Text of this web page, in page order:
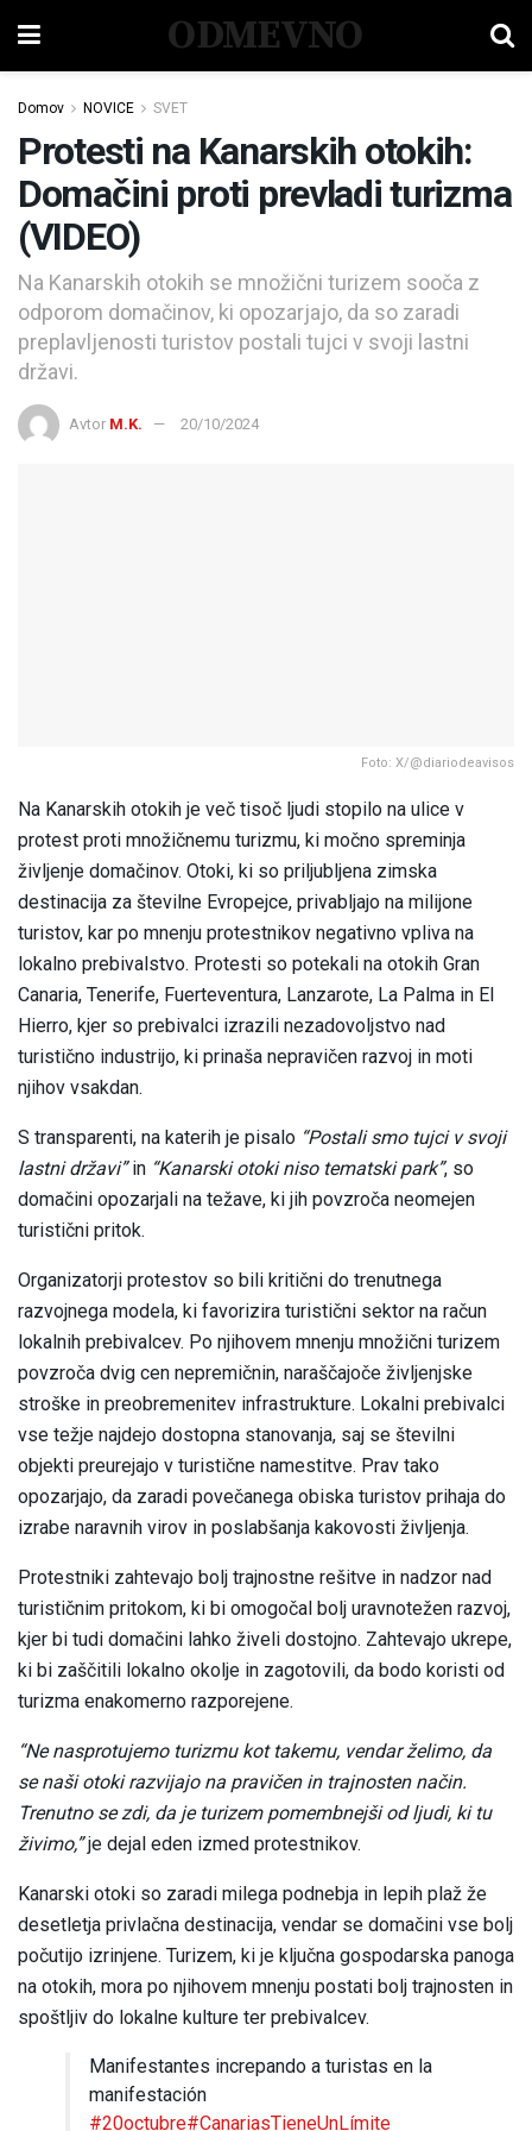
ODMEVNO
Domov NOVICE SVET
Protesti na Kanarskih otokih:
Domačini proti prevladi turizma
(VIDEO)
Na Kanarskih otokih se množični turizem sooča z
odporom domačinov, ki opozarjajo, da so zaradi
preplavljenosti turistov postali tujci v svoji lastni
državi.
Avtor M.K. 20/10/2024
Foto: X/@diariodeavisos
Na Kanarskih otokih je več tisoč ljudi stopilo na ulice v
protest proti množičnemu turizmu, ki močno spreminja
življenje domačinov. Otoki, ki so priljubljena zimska
destinacija za številne Evropejce, privabljajo na milijone
turistov, kar po mnenju protestnikov negativno vpliva na
lokalno prebivalstvo. Protesti so potekali na otokih Gran
Canaria, Tenerife, Fuerteventura, Lanzarote, La Palma in El
Hierro, kjer so prebivalci izrazili nezadovoljstvo nad
turistično industrijo, ki prinaša nepravičen razvoj in moti
njihov vsakdan.
S transparenti, na katerih je pisalo “Postali smo tujci v svoji
lastni državi”in “Kanarski otoki niso tematski park”, so
domačini opozarjali na težave, ki jih povzroča neomejen
turistični pritok.
Organizatorji protestov so bili kritični do trenutnega
razvojnega modela, ki favorizira turistični sektor na račun
lokalnih prebivalcev. Po njihovem mnenju množični turizem
povzroča dvig cen nepremičnin, naraščajoče življenjske
stroške in preobremenitev infrastrukture. Lokalni prebivalci
vse težje najdejo dostopna stanovanja, saj se številni
objekti preurejajo v turistične namestitve. Prav tako
opozarjajo, da zaradi povečanega obiska turistov prihaja do
izrabe naravnih virov in poslabšanja kakovosti življenja.
Protestniki zahtevajo bolj trajnostne rešitve in nadzor nad
turističnim pritokom, ki bi omogočal bolj uravnotežen razvoj,
kjer bi tudi domačini lahko živeli dostojno. Zahtevajo ukrepe,
ki bi zaščitili lokalno okolje in zagotovili, da bodo koristi od
turizma enakomerno razporejene.
“Ne nasprotujemo turizmu kot takemu, vendar želimo, da
se naši otoki razvijajo na pravičen in trajnosten način.
Trenutno se zdi, da je turizem pomembnejši od ljudi, ki tu
živimo,”je dejal eden izmed protestnikov.
Kanarski otoki so zaradi milega podnebja in lepih plaž že
desetletja privlačna destinacija, vendar se domačini vse bolj
počutijo izrinjene. Turizem, ki je ključna gospodarska panoga
na otokih, mora po njihovem mnenju postati bolj trajnosten in
spoštljiv do lokalne kulture ter prebivalcev.
Manifestantes increpando a turistas en la
manifestación
#20octubre#CanariasTieneUnLímite